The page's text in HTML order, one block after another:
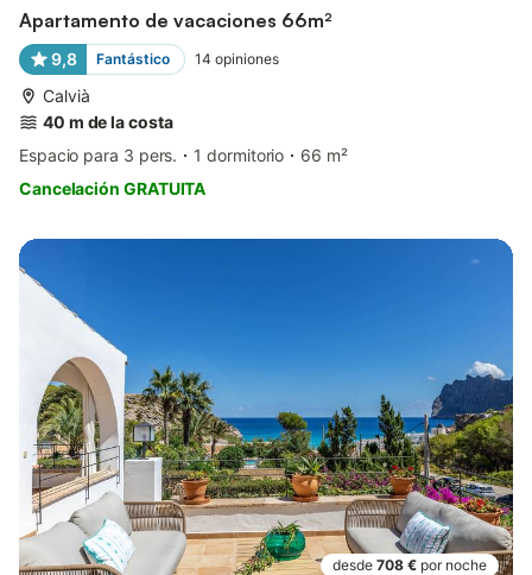
Apartamento de vacaciones 66m²
9,8 Fantástico 14 opiniones
Calvià
40 m de la costa
Espacio para 3 pers.
1 dormitorio
66 m²
Cancelación GRATUITA
desde 708 € por noche